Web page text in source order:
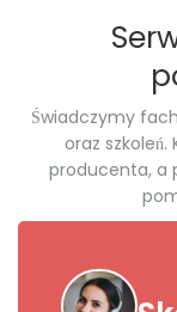
Świadczymy
oraz szkoleń.
producenta, a